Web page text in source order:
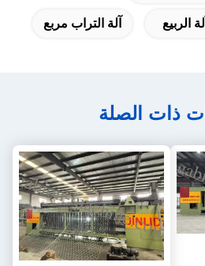
الربيع آلة التراب مربع
ذات الصلة